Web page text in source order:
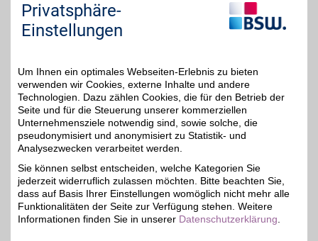
Zum Partnerprofil
5%
Herrlicher
Mode für Damen und
unverwechselbaren Stil
und hochwertiger
Verarbeitung aus den
feinsten Textilien finden
Sie bei Herrlicher. Mit
Privatsphäre-
Einstellungen
Um Ihnen ein optimales Webseiten-Erlebnis zu bieten
verwenden wir Cookies, externe Inhalte und andere
Technologien. Dazu zählen Cookies, die für den Betrieb der
Seite und für die Steuerung unserer kommerziellen
Unternehmensziele notwendig sind, sowie solche, die
pseudonymisiert und anonymisiert zu Statistik- und
Analysezwecken verarbeitet werden.
Sie können selbst entscheiden, welche Kategorien Sie
jederzeit widerruflich zulassen möchten. Bitte beachten Sie,
dass auf Basis Ihrer Einstellungen womöglich nicht mehr alle
Funktionalitäten der Seite zur Verfügung stehen. Weitere
Informationen finden Sie in unserer Datenschutzerklärung